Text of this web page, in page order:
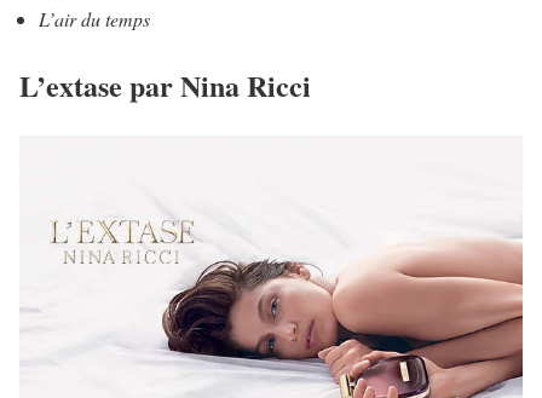
L’air du temps
L’extase par Nina Ricci